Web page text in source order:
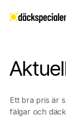
Ett bra pris är
fälgar och